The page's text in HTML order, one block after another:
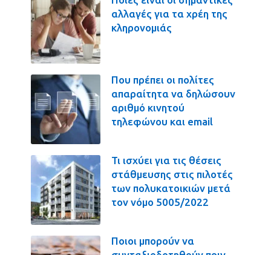
αλλαγές για τα χρέη της
κληρονομιάς
Που πρέπει οι πολίτες
απαραίτητα να δηλώσουν
αριθμό κινητού
τηλεφώνου και email
Τι ισχύει για τις θέσεις
στάθμευσης στις πιλοτές
των πολυκατοικιών μετά
τον νόμο 5005/2022
Ποιοι μπορούν να